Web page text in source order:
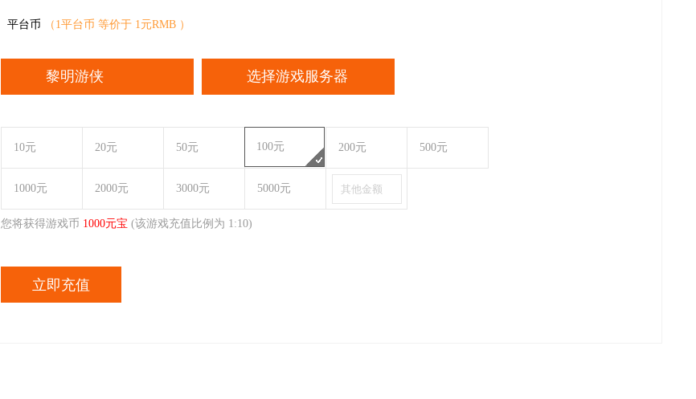
平台币 （1平台币 等价于 1元RMB ）
黎明游侠 选择游戏服务器
10元 20元 50元 100元 200元 500元
1000元 2000元 3000元 5000元
您将获得游戏币 1000元宝 (该游戏充值比例为 1:10)
立即充值